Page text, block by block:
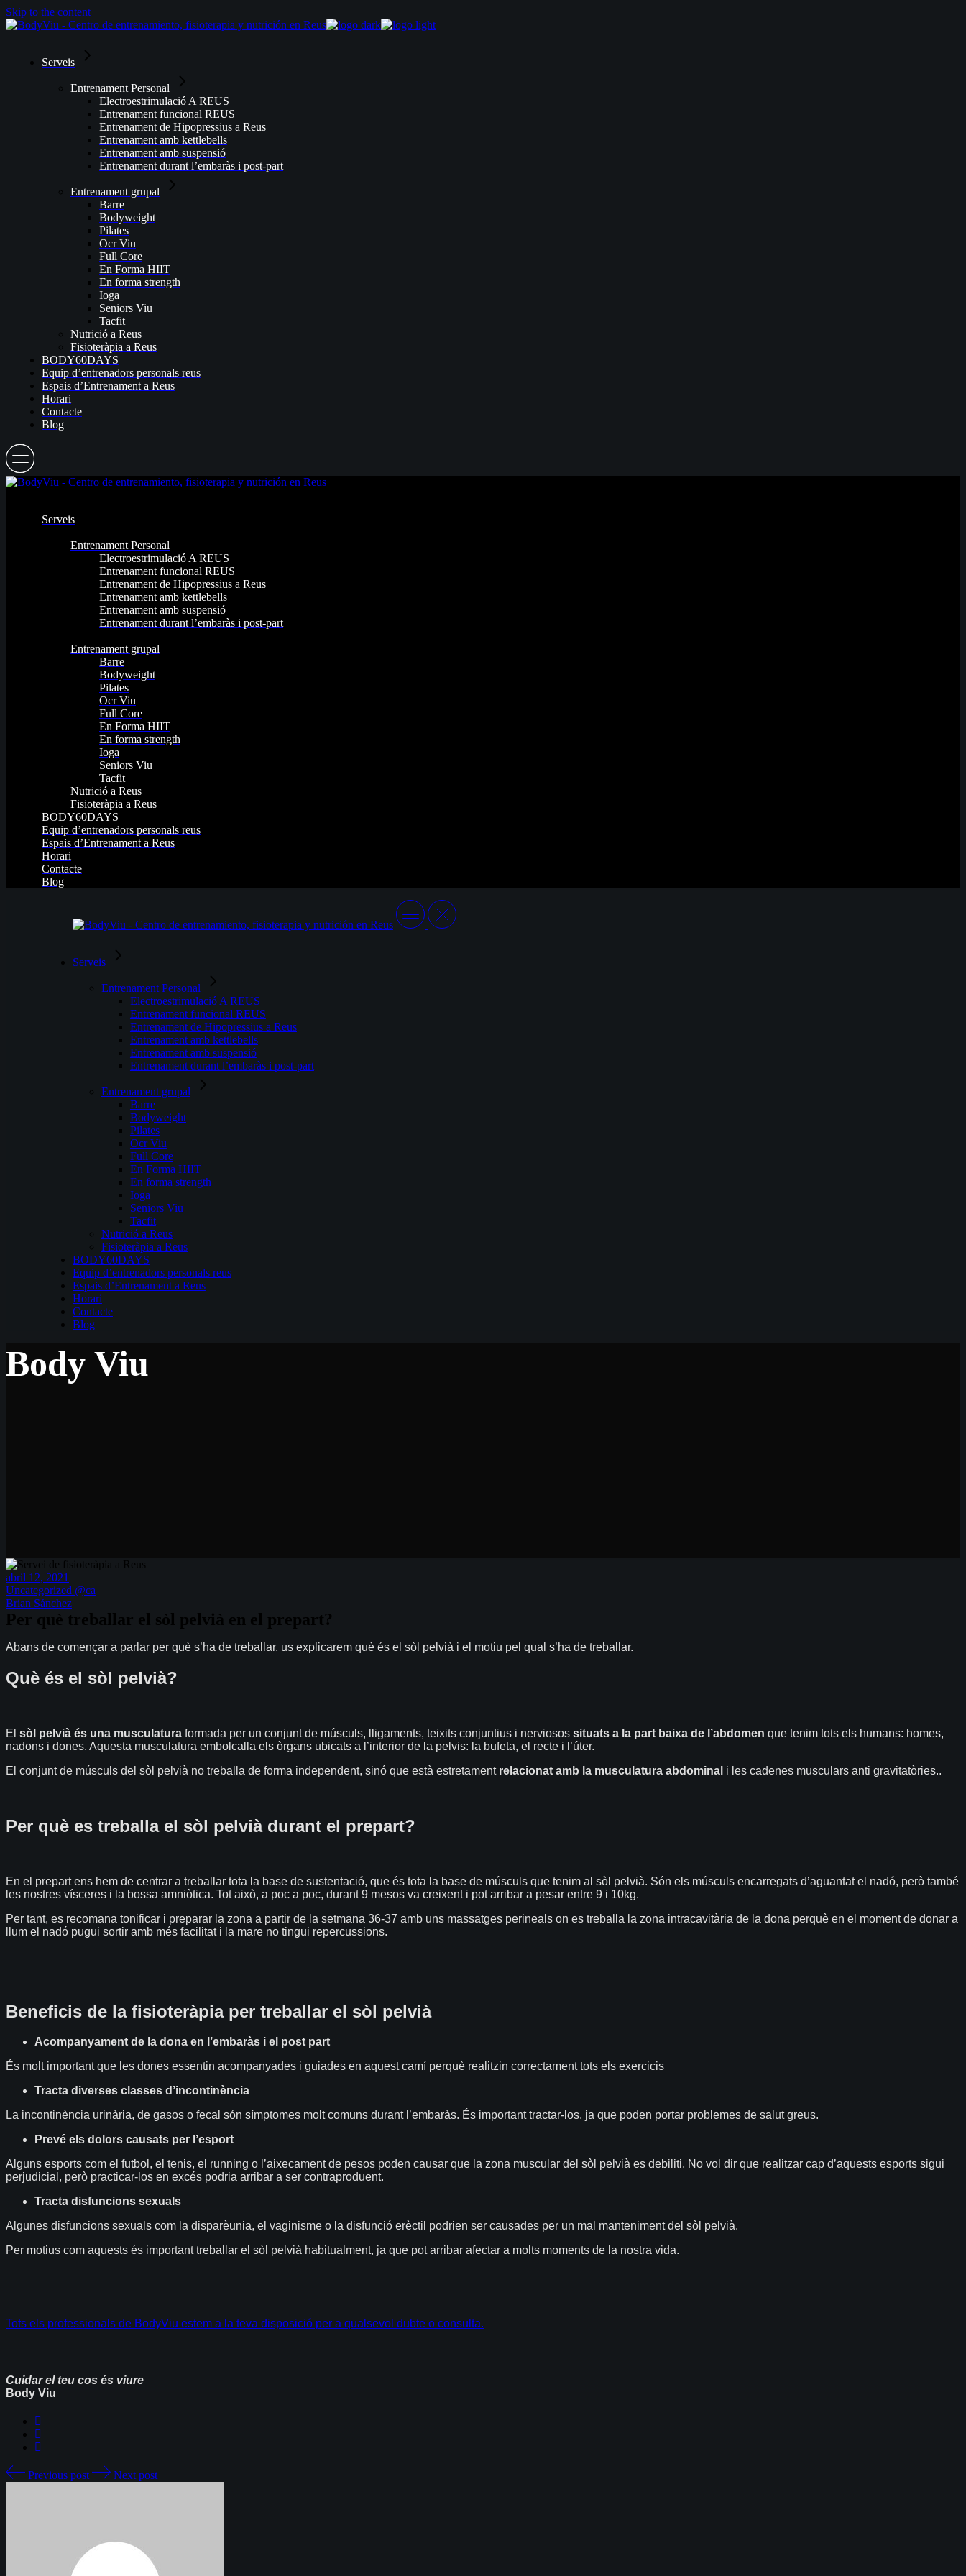
Skip to the content
Serveis
Entrenament Personal
Electroestrimulació A REUS
Entrenament funcional REUS
Entrenament de Hipopressius a Reus
Entrenament amb kettlebells
Entrenament amb suspensió
Entrenament durant l’embaràs i post-part
Entrenament grupal
Barre
Bodyweight
Pilates
Ocr Viu
Full Core
En Forma HIIT
En forma strength
Ioga
Seniors Viu
Tacfit
Nutrició a Reus
Fisioteràpia a Reus
BODY60DAYS
Equip d’entrenadors personals reus
Espais d’Entrenament a Reus
Horari
Contacte
Blog
Serveis
Entrenament Personal
Electroestrimulació A REUS
Entrenament funcional REUS
Entrenament de Hipopressius a Reus
Entrenament amb kettlebells
Entrenament amb suspensió
Entrenament durant l’embaràs i post-part
Entrenament grupal
Barre
Bodyweight
Pilates
Ocr Viu
Full Core
En Forma HIIT
En forma strength
Ioga
Seniors Viu
Tacfit
Nutrició a Reus
Fisioteràpia a Reus
BODY60DAYS
Equip d’entrenadors personals reus
Espais d’Entrenament a Reus
Horari
Contacte
Blog
Serveis
Entrenament Personal
Electroestrimulació A REUS
Entrenament funcional REUS
Entrenament de Hipopressius a Reus
Entrenament amb kettlebells
Entrenament amb suspensió
Entrenament durant l’embaràs i post-part
Entrenament grupal
Barre
Bodyweight
Pilates
Ocr Viu
Full Core
En Forma HIIT
En forma strength
Ioga
Seniors Viu
Tacfit
Nutrició a Reus
Fisioteràpia a Reus
BODY60DAYS
Equip d’entrenadors personals reus
Espais d’Entrenament a Reus
Horari
Contacte
Blog
Body Viu
abril 12, 2021
Uncategorized @ca
Brian Sánchez
Per què treballar el sòl pelvià en el prepart?
Abans de començar a parlar per què s’ha de treballar, us explicarem què és el sòl pelvià i el motiu pel qual s’ha de treballar.
Què és el sòl pelvià?
El sòl pelvià és una musculatura formada per un conjunt de músculs, lligaments, teixits conjuntius i nerviosos situats a la part baixa de l’abdomen que tenim tots els humans: homes,
nadons i dones. Aquesta musculatura embolcalla els òrgans ubicats a l’interior de la pelvis: la bufeta, el recte i l’úter.
El conjunt de músculs del sòl pelvià no treballa de forma independent, sinó que està estretament relacionat amb la musculatura abdominal i les cadenes musculars anti gravitatòries..
Per què es treballa el sòl pelvià durant el prepart?
En el prepart ens hem de centrar a treballar tota la base de sustentació, que és tota la base de músculs que tenim al sòl pelvià. Són els músculs encarregats d’aguantat el nadó, però també
les nostres vísceres i la bossa amniòtica. Tot això, a poc a poc, durant 9 mesos va creixent i pot arribar a pesar entre 9 i 10kg.
Per tant, es recomana tonificar i preparar la zona a partir de la setmana 36-37 amb uns massatges perineals on es treballa la zona intracavitària de la dona perquè en el moment de donar a
llum el nadó pugui sortir amb més facilitat i la mare no tingui repercussions.
Beneficis de la fisioteràpia per treballar el sòl pelvià
Acompanyament de la dona en l’embaràs i el post part
És molt important que les dones essentin acompanyades i guiades en aquest camí perquè realitzin correctament tots els exercicis
Tracta diverses classes d’incontinència
La incontinència urinària, de gasos o fecal són símptomes molt comuns durant l’embaràs. És important tractar-los, ja que poden portar problemes de salut greus.
Prevé els dolors causats per l’esport
Alguns esports com el futbol, el tenis, el running o l’aixecament de pesos poden causar que la zona muscular del sòl pelvià es debiliti. No vol dir que realitzar cap d’aquests esports sigui
perjudicial, però practicar-los en excés podria arribar a ser contraproduent.
Tracta disfuncions sexuals
Algunes disfuncions sexuals com la disparèunia, el vaginisme o la disfunció erèctil podrien ser causades per un mal manteniment del sòl pelvià.
Per motius com aquests és important treballar el sòl pelvià habitualment, ja que pot arribar afectar a molts moments de la nostra vida.
Tots els professionals de BodyViu estem a la teva disposició per a qualsevol dubte o consulta.
Cuidar el teu cos és viure
Body Viu
Previous post Next post